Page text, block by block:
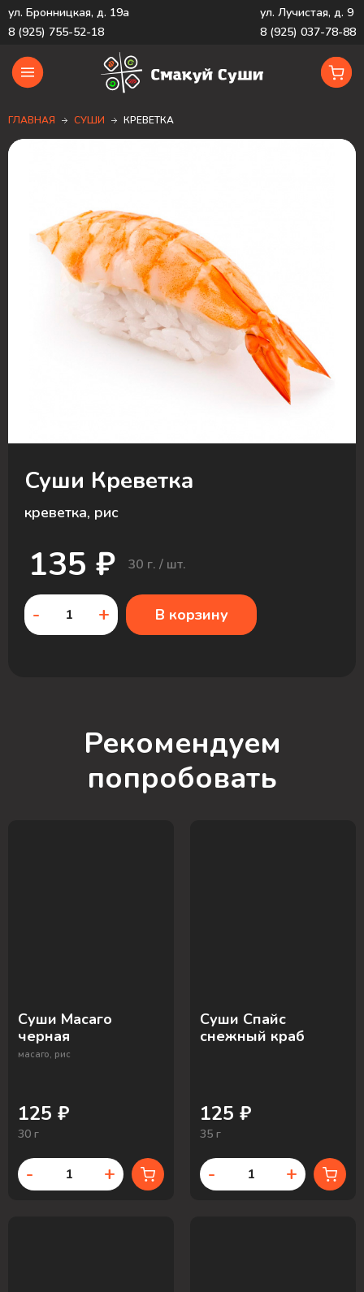
ул. Бронницкая, д. 19а
8 (925) 755-52-18
ул. Лучистая, д. 9
8 (925) 037-78-88
ГЛАВНАЯ СУШИ КРЕВЕТКА
Суши Креветка
креветка, рис
135 ₽ 30 г. / шт.
- + В корзину
Рекомендуем
попробовать
Суши Масаго
черная
масаго, рис
125 ₽
30 г
- +
Суши Спайс
снежный краб
125 ₽
35 г
- +